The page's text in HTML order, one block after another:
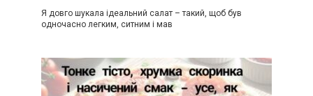
Я довго шукала ідеальний салат – такий, щоб був
одночасно легким, ситним і мав